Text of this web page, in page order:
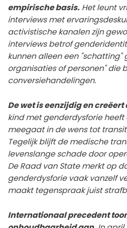
empirische basis. Het leunt
interviews met
activistische kanalen zijn
interviews betrof
kunnen alleen een "schatting"
organisaties of personen" die
conversiehandelingen.
De wet is eenzijdig en creëert
kind met genderdysforie
meegaat in de wens tot
Tegelijk blijft de medische
levenslange schade door
De Raad van State merkt op
genderdysforie vaak vanzelf
maakt tegenspraak juist
Internationaal precedent